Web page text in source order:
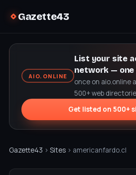
Gazette43
AIO.ONLINE
List your site
network — one
once on aio.online
500+ web
Get listed on 500+
Gazette43 › Sites › americanfardo.cl